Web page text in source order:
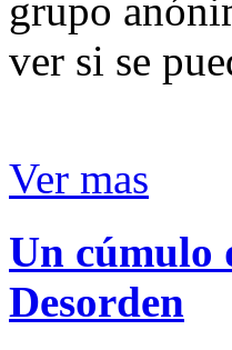
grupo
ver si se
Ver mas
Un cúmulo
Desorden